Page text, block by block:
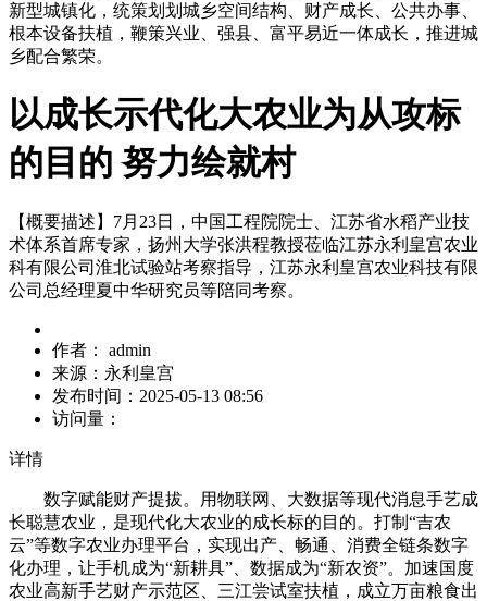
新型城镇化，统策划划城乡空间结构、财产成长、公共办事、
根本设备扶植，鞭策兴业、强县、富平易近一体成长，推进城
乡配合繁荣。
以成长示代化大农业为从攻标
的目的 努力绘就村
【概要描述】 7月23日，中国工程院院士、江苏省水稻产业技
术体系首席专家，扬州大学张洪程教授莅临江苏永利皇宫农业
科有限公司淮北试验站考察指导，江苏永利皇宫农业科技有限
公司总经理夏中华研究员等陪同考察。
作者：
admin
来源： 永利皇宫
发布时间： 2025-05-13 08:56
访问量：
详情
数字赋能财产提拔。用物联网、大数据等现代消息手艺成
长聪慧农业，是现代化大农业的成长标的目的。打制“吉农
云”等数字农业办理平台，实现出产、畅通、消费全链条数字
化办理，让手机成为“新耕具”、数据成为“新农资”。加速国度
农业高新手艺财产示范区、三江尝试室扶植，成立万亩粮食出